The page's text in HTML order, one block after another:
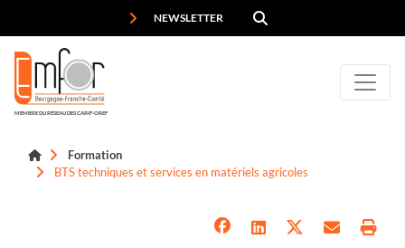
NEWSLETTER
MEMBRE DU RÉSEAU DES CARIF-OREF
Formation
BTS techniques et services en matériels agricoles
Panneau de gestion des cookies